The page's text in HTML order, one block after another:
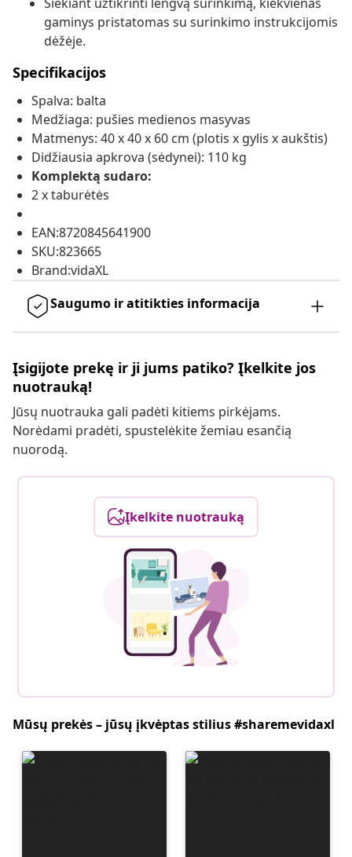
gaminys pristatomas su surinkimo instrukcijomis
dėžėje.
Specifikacijos
Spalva: balta
Medžiaga: pušies medienos masyvas
Matmenys: 40 x 40 x 60 cm (plotis x gylis x aukštis)
Didžiausia apkrova (sėdynei): 110 kg
Komplektą sudaro:
2 x taburėtės
EAN:8720845641900
SKU:823665
Brand:vidaXL
Saugumo ir atitikties informacija
Įsigijote prekę ir ji jums patiko? Įkelkite jos
nuotrauką!
Jūsų nuotrauka gali padėti kitiems pirkėjams.
Norėdami pradėti, spustelėkite žemiau esančią
nuorodą.
Įkelkite nuotrauką
Mūsų prekės – jūsų įkvėptas stilius #sharemevidaxl